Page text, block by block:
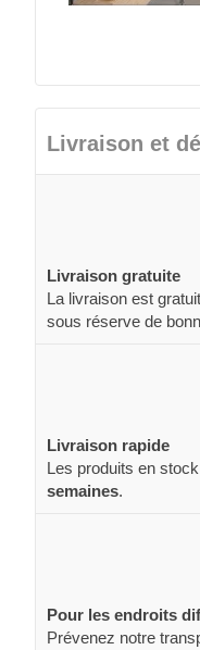
Livraison et
Livraison gratuite
La livraison est
sous réserve de
Livraison rapide
Les produits en
semaines.
Pour les endroits
Prévenez notre